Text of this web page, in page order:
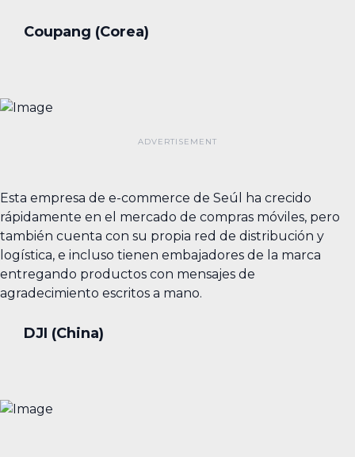
Coupang (Corea)
Esta empresa de e-commerce de Seúl ha crecido
rápidamente en el mercado de compras móviles, pero
también cuenta con su propia red de distribución y
logística, e incluso tienen embajadores de la marca
entregando productos con mensajes de
agradecimiento escritos a mano.
DJI (China)